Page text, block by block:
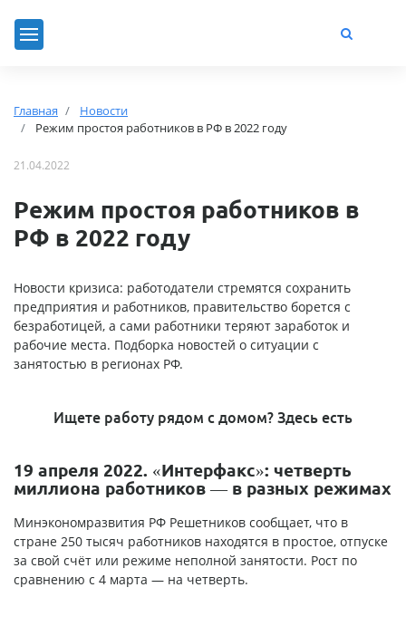
Главная
Новости
Режим простоя работников в РФ в 2022 году
21.04.2022
Режим простоя работников в
РФ в 2022 году
Новости кризиса: работодатели стремятся сохранить
предприятия и работников, правительство борется с
безработицей, а сами работники теряют заработок и
рабочие места. Подборка новостей о ситуации с
занятостью в регионах РФ.
Ищете работу рядом с домом? Здесь есть
19 апреля 2022. «Интерфакс»: четверть
миллиона работников — в разных режимах
Минэкономразвития РФ Решетников сообщает, что в
стране 250 тысяч работников находятся в простое, отпуске
за свой счёт или режиме неполной занятости. Рост по
сравнению с 4 марта — на четверть.